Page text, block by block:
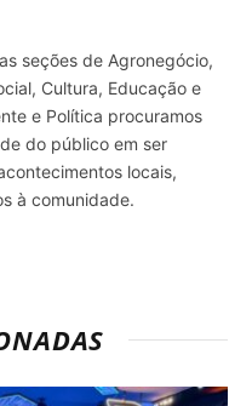
seções de Agronegócio,
Cultura, Educação e
e Política procuramos
do público em ser
locais,
à comunidade.